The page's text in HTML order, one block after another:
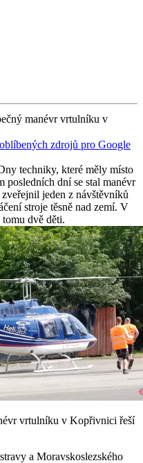
manévr vrtulníku v
zdrojů pro Google
techniky, které měly místo
dní se stal manévr
jeden z návštěvníků
stroje těsně nad zemí. V
dvě děti.
vrtulníku v Kopřivnici řeší
a Moravskoslezského